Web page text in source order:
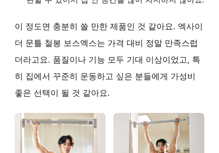
이 정도면 충분히 쓸 만한 제품인 것 같아요. 엑사이
더 문틀 철봉 보스엑스는 가격 대비 정말 만족스럽
더라고요. 품질이나 기능 모두 기대 이상이었고, 특
히 집에서 꾸준히 운동하고 싶은 분들에게 가성비
좋은 선택이 될 것 같아요.